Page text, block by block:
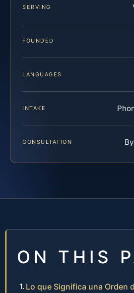
SERVING
FOUNDED
LANGUAGES
INTAKE
CONSULTATION
ON THIS
Lo que Significa una Orden